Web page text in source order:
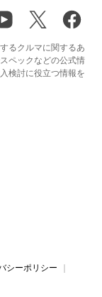
るクルマに関するあ
ペックなどの公式情
検討に役立つ情報を
シーポリシー